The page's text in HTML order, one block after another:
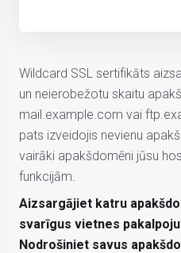
Wildcard SSL sertifikāts
un neierobežotu skaitu
mail.example.com vai
pats izveidojis nevienu
vairāki apakšdomēni jūsu
funkcijām.
Aizsargājiet katru
svarīgus vietnes
Nodrošiniet savus